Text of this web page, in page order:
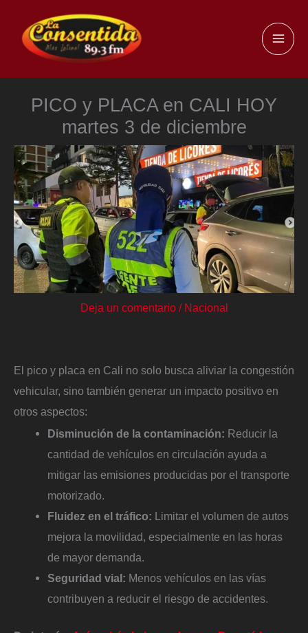
contenido
PICO y PLACA en CALI HOY
martes 3 de diciembre
Deja un comentario / Nacional
El pico y placa en Cali no solo busca aliviar la congestión
vehicular, sino también generar un impacto positivo en
otros aspectos:
Disminución de la contaminación: Reducir la
cantidad de vehículos en circulación ayuda a
mitigar las emisiones producidas por el transporte
motorizado.
Fluidez en el tráfico: Limitar el volumen de autos
mejora la movilidad, especialmente en las horas
de mayor demanda.
Seguridad vial: Menos vehículos en las vías
contribuyen a reducir el riesgo de accidentes.